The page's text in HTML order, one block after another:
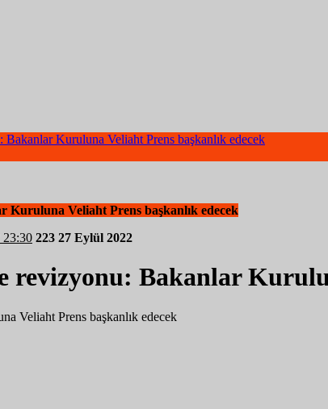
Kuruluna Veliaht Prens başkanlık edecek
Veliaht Prens başkanlık edecek
23:30 223 27 Eylül 2022
Bakanlar